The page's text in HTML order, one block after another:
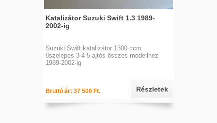
Katalizátor Suzuki Swift 1.3 1989-
2002-ig
Suzuki Swift katalizátor 1300 ccm
8szelepes 3-4-5 ajtós összes modellhez
1989-2002-ig
Bruttó ár: 37 500 Ft. Részletek